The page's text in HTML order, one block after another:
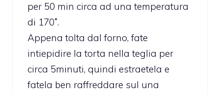
per 50 min circa ad una temperatura
di 170˚.
Appena tolta dal forno, fate
intiepidire la torta nella teglia per
circa 5minuti, quindi estraetela e
fatela ben raffreddare sul una